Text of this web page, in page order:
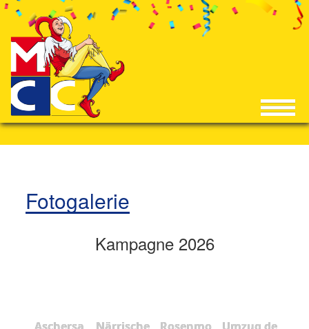
Fotogalerie
Kampagne 2026